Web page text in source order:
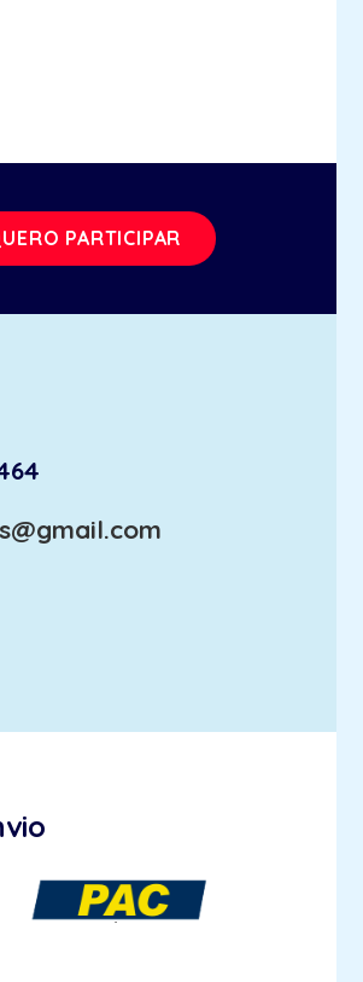
PARTICIPAR